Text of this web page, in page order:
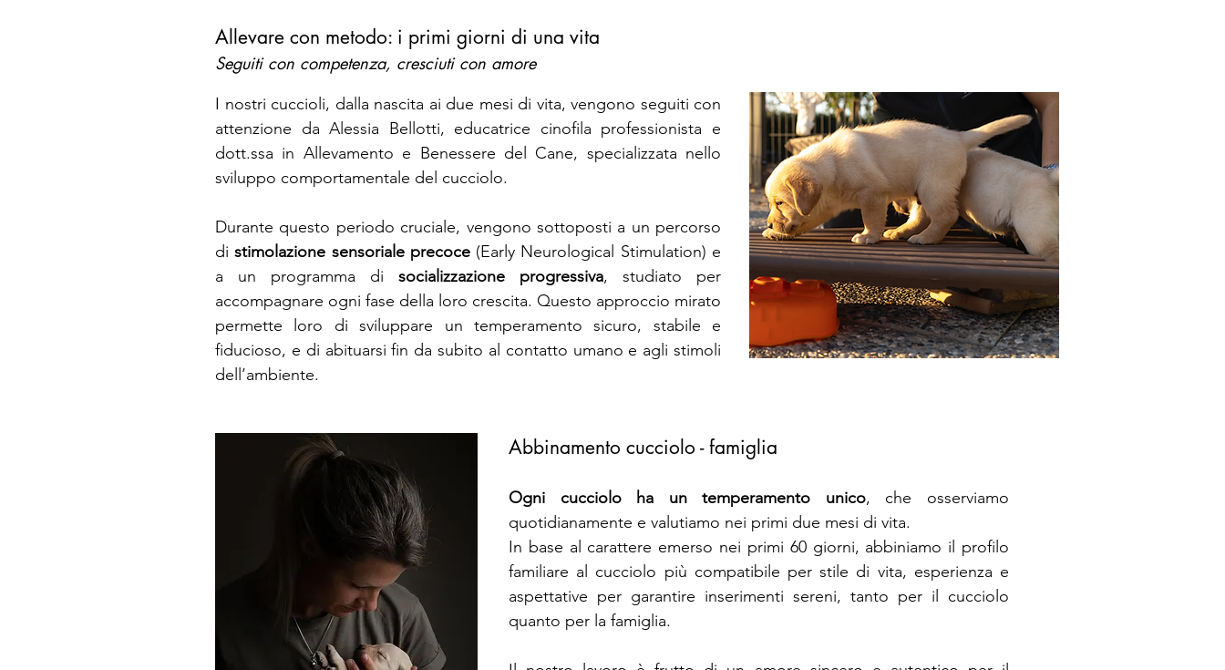
Allevare con metodo: i primi giorni di una vita
Seguiti con competenza, cresciuti con amore
I nostri cuccioli, dalla nascita ai due mesi di vita, vengono seguiti con
attenzione da Alessia Bellotti, educatrice cinofila professionista e
dott.ssa in Allevamento e Benessere del Cane, specializzata nello
sviluppo comportamentale del cucciolo.
Durante questo periodo cruciale, vengono sottoposti a un percorso
distimolazione sensoriale precoce(Early Neurological Stimulation) e
a un programma di socializzazione progressiva, studiato per
accompagnare ogni fase della loro crescita. Questo approccio mirato
permette loro di sviluppare un temperamento sicuro, stabile e
fiducioso, e di abituarsi fin da subito al contatto umano e agli stimoli
dell’ambiente.
Abbinamento cucciolo - famiglia
Ogni cucciolo ha un temperamento unico, che osserviamo
quotidianamente e valutiamo nei primi due mesi di vita.
In base al carattere emerso nei primi 60 giorni, abbiniamo il profilo
familiare al cucciolo più compatibile per stile di vita, esperienza e
aspettative per garantire inserimenti sereni, tanto per il cucciolo
quanto per la famiglia.